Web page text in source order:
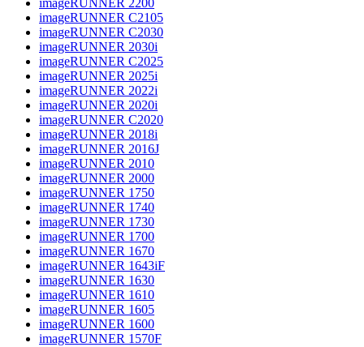
imageRUNNER C2105
imageRUNNER C2030
imageRUNNER 2030i
imageRUNNER C2025
imageRUNNER 2025i
imageRUNNER 2022i
imageRUNNER 2020i
imageRUNNER C2020
imageRUNNER 2018i
imageRUNNER 2016J
imageRUNNER 2010
imageRUNNER 2000
imageRUNNER 1750
imageRUNNER 1740
imageRUNNER 1730
imageRUNNER 1700
imageRUNNER 1670
imageRUNNER 1643iF
imageRUNNER 1630
imageRUNNER 1610
imageRUNNER 1605
imageRUNNER 1600
imageRUNNER 1570F